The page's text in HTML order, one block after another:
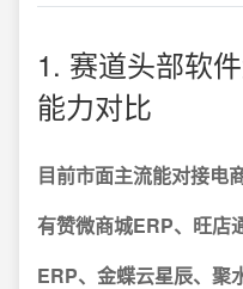
1. 赛道头部软
能力对比
目前市面主流能对接电
有赞微商城ERP、旺店
ERP、金蝶云星辰、聚